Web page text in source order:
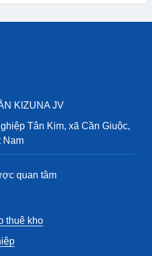
KIZUNA JV
Tân Kim, xã Cần Giuộc,
Nam
quan tâm
thuê kho